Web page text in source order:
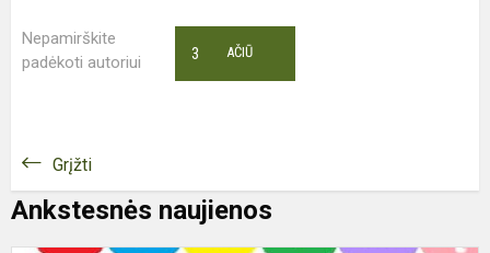
Nepamirškite
padėkoti autoriui
AČIŪ
3
Grįžti
Ankstesnės naujienos